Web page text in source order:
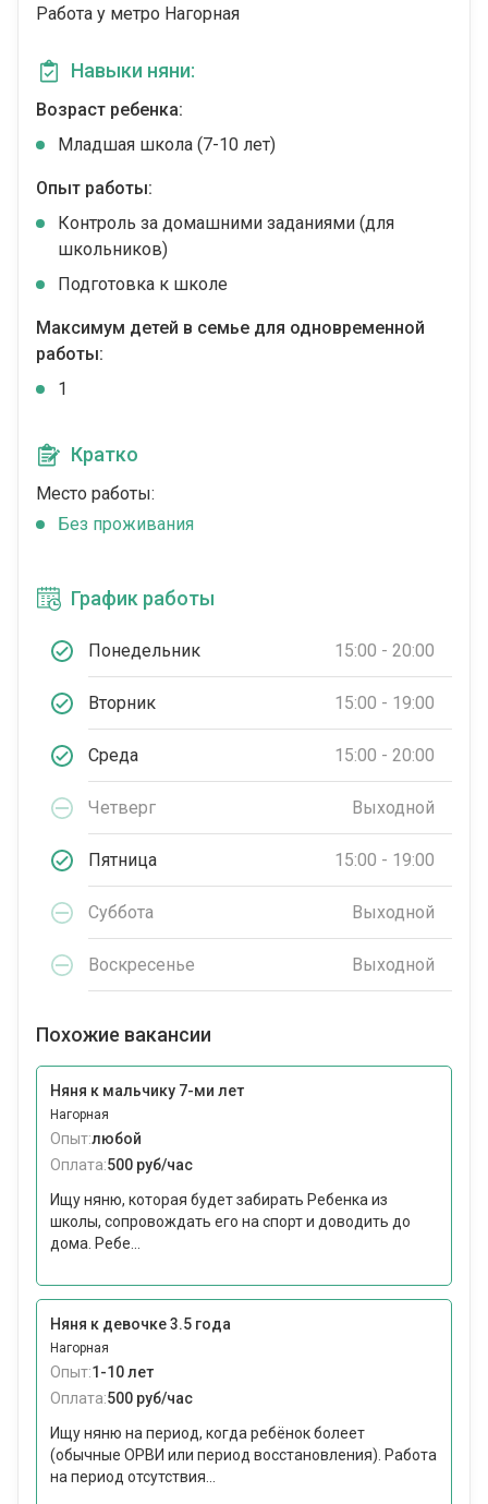
Работа у метро Нагорная
Навыки няни:
Возраст ребенка:
Младшая школа (7-10 лет)
Опыт работы:
Контроль за домашними заданиями (для
школьников)
Подготовка к школе
Максимум детей в семье для одновременной
работы:
1
Кратко
Место работы:
Без проживания
График работы
Понедельник 15:00 - 20:00
Вторник 15:00 - 19:00
Среда 15:00 - 20:00
Четверг Выходной
Пятница 15:00 - 19:00
Суббота Выходной
Воскресенье Выходной
Похожие вакансии
Няня к мальчику 7-ми лет
Нагорная
Опыт:любой
Оплата:500 руб/час
Ищу няню, которая будет забирать Ребенка из
школы, сопровождать его на спорт и доводить до
дома. Ребе...
Няня к девочке 3.5 года
Нагорная
Опыт:1-10 лет
Оплата:500 руб/час
Ищу няню на период, когда ребёнок болеет
(обычные ОРВИ или период восстановления). Работа
на период отсутствия...